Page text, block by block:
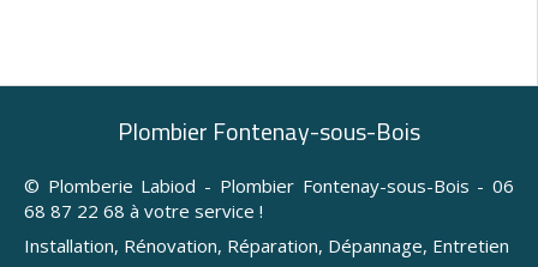
Plombier Fontenay-sous-Bois
© Plomberie Labiod - Plombier Fontenay-sous-Bois - 06
68 87 22 68 à votre service !
Installation, Rénovation, Réparation, Dépannage, Entretien